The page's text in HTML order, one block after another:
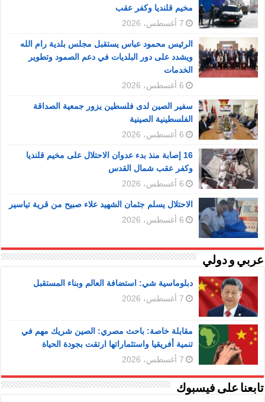
مخيم قلنديا وكفر عقب
7 أغسطس، 2026
الرئيس محمود عباس يستقبل مجلس بلدية رام الله
ويشدد على دور البلديات في دعم الصمود وتطوير
الخدمات
6 أغسطس، 2026
سفير الصين لدى فلسطين يزور جمعية الصداقة
الفلسطينية الصينية
6 أغسطس، 2026
16 إصابة منذ بدء عدوان الاحتلال على مخيم قلنديا
وكفر عقب شمال القدس
6 أغسطس، 2026
الاحتلال يسلم جثمان الشهيد علاء صبيح من قرية تياسير
6 أغسطس، 2026
عربي و دولي
دبلوماسية شي: استضافة العالم وبناء المستقبل
7 أغسطس، 2026
مقابلة خاصة: باحث مصري: الصين شريك مهم في
تنمية أفريقيا واستثماراتها ارتقت بجودة الحياة
7 أغسطس، 2026
تابعنا على فيسبوك